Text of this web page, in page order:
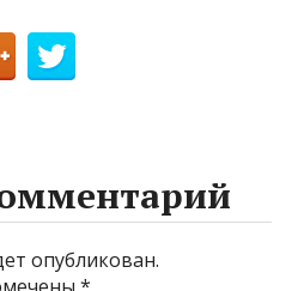
опубликован.